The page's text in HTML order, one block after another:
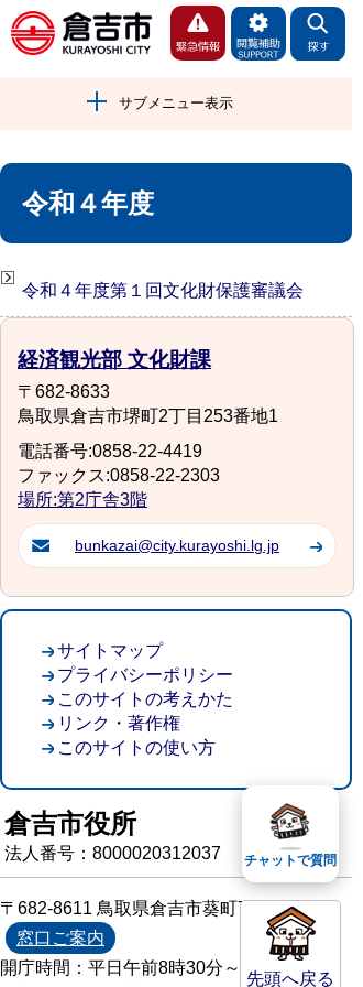
サブメニュー表示
令和４年度
令和４年度第１回文化財保護審議会
経済観光部 文化財課
〒682-8633
鳥取県倉吉市堺町2丁目253番地1
電話番号:0858-22-4419
ファックス:0858-22-2303
場所:第2庁舎3階
bunkazai@city.kurayoshi.lg.jp
先頭へ戻る
サイトマップ
プライバシーポリシー
このサイトの考えかた
リンク・著作権
このサイトの使い方
倉吉市役所
法人番号：8000020312037
〒682-8611 鳥取県倉吉市葵町722
窓口ご案内
開庁時間：平日午前8時30分～午後5時15分
チャットで質問